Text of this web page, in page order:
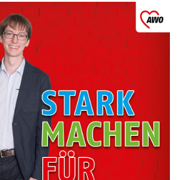
Leitbild
Werte
Statut & Satzung AWO
Bundesverband
AWO Unternehmenskodex
Beschlüsse Landeskonferenzen
Geschäftsstelle
Korporative Partner
in Mecklenburg Vorpommern